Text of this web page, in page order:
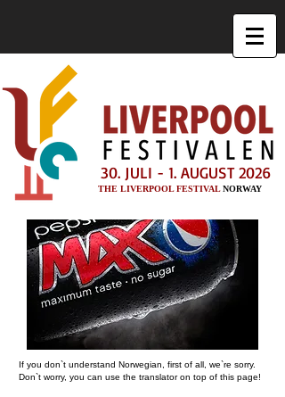
30. JULI - 1. AUGUST 2026
THE LIVERPOOL FESTIVALNORWAY
If you don`t understand Norwegian, first of all, we`re sorry.
Don`t worry, you can use the translator on top of this page!